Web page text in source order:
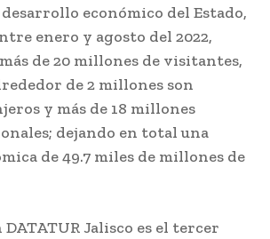
económico del Estado,
enero y agosto del 2022,
de 20 millones de visitantes,
de 2 millones son
y más de 18 millones
dejando en total una
de 49.7 miles de millones de
DATATUR Jalisco es el tercer